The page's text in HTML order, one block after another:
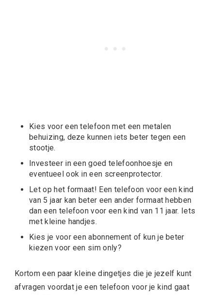
Kies voor een telefoon met een metalen
behuizing, deze kunnen iets beter tegen een
stootje.
Investeer in een goed telefoonhoesje en
eventueel ook in een screenprotector.
Let op het formaat! Een telefoon voor een kind
van 5 jaar kan beter een ander formaat hebben
dan een telefoon voor een kind van 11 jaar. Iets
met kleine handjes.
Kies je vooreen abonnement of kun je beter
kiezen voor een sim only?
Kortom een paar kleine dingetjes die je jezelf kunt
afvragen voordat je een telefoon voor je kind gaat